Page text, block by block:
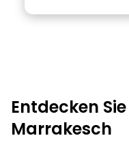
Entdecken
Marrakesch